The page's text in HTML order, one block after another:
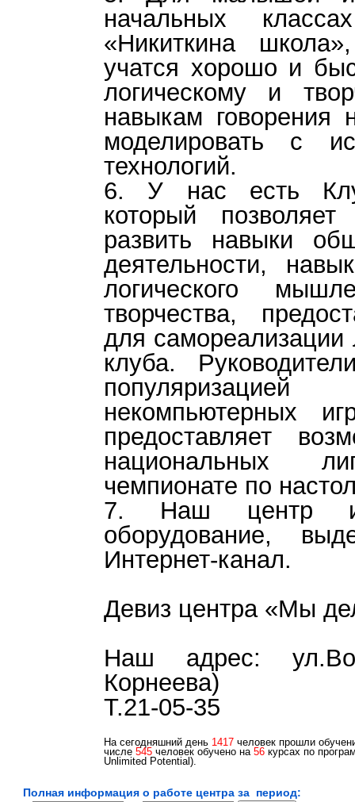
начальных
«Никиткина
учатся хорошо и
логическому и
навыкам говорения
моделировать с
технологий.
6. У нас есть
который
развить навыки
деятельности,
логического
творчества,
для самореализации
клуба.
некомпьютерных
предоставляет
национальных
чемпионате по
7. Наш центр
оборудование,
Интернет-канал.
Девиз центра «Мы
Наш адрес:
Корнеева)
Т.21-05-35
На сегодняшний день 1417 человек прошли
числе 545 человек обучено на 56 курсах по
Unlimited Potential).
Полная информация о работе центра за период: